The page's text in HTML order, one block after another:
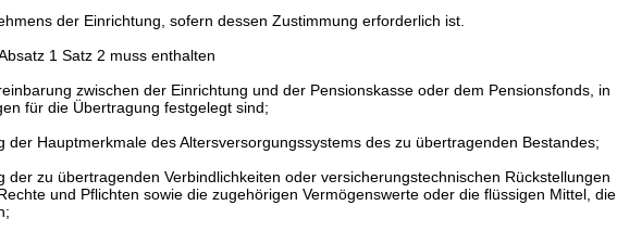
der Einrichtung, sofern dessen Zustimmung erforderlich ist.
1 Satz 2 muss enthalten
zwischen der Einrichtung und der Pensionskasse oder dem Pensionsfonds, in
für die Übertragung festgelegt sind;
der Hauptmerkmale des Altersversorgungssystems des zu übertragenden Bestandes;
der zu übertragenden Verbindlichkeiten oder versicherungstechnischen Rückstellungen
und Pflichten sowie die zugehörigen Vermögenswerte oder die flüssigen Mittel, die